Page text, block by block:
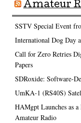
Amateur
SSTV Special Event
International Dog Day
Call for Zero Retries
Papers
SDRoxide: Software-
UmKA-1 (RS40S)
HAMgpt Launches as
Amateur Radio